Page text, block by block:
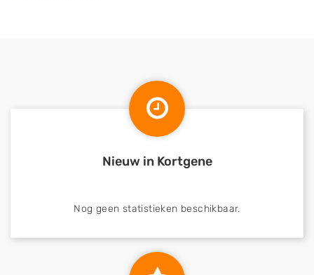
Nieuw in Kortgene
Nog geen statistieken beschikbaar.